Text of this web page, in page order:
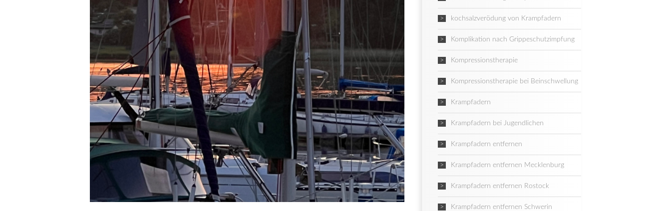
kochsalzverödung von Krampfadern
Komplikation nach Grippeschutzimpfung
Kompressionstherapie
Kompressionstherapie bei Beinschwellung
Krampfadern
Krampfadern bei Jugendlichen
Krampfadern entfernen
Krampfadern entfernen Mecklenburg
Krampfadern entfernen Rostock
Krampfadern entfernen Schwerin